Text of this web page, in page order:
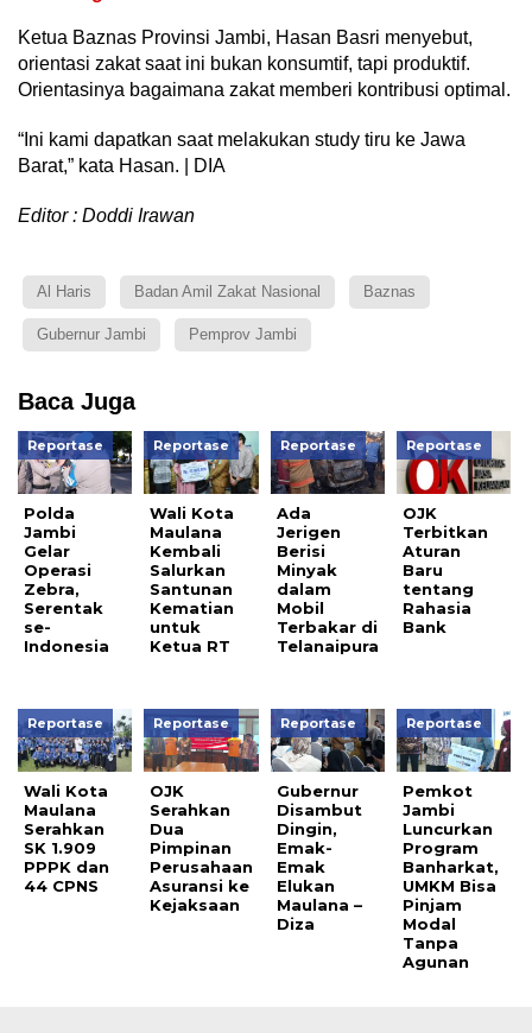
Ketua Baznas Provinsi Jambi, Hasan Basri menyebut,
orientasi zakat saat ini bukan konsumtif, tapi produktif.
Orientasinya bagaimana zakat memberi kontribusi optimal.
“Ini kami dapatkan saat melakukan study tiru ke Jawa
Barat,” kata Hasan. | DIA
Editor : Doddi Irawan
Al Haris Badan Amil Zakat Nasional Baznas
Gubernur Jambi Pemprov Jambi
Baca Juga
Reportase
Polda
Jambi
Gelar
Operasi
Zebra,
Serentak
se-
Indonesia
Reportase
Wali Kota
Maulana
Kembali
Salurkan
Santunan
Kematian
untuk
Ketua RT
Reportase
Ada
Jerigen
Berisi
Minyak
dalam
Mobil
Terbakar di
Telanaipura
Reportase
OJK
Terbitkan
Aturan
Baru
tentang
Rahasia
Bank
Reportase
Wali Kota
Maulana
Serahkan
SK 1.909
PPPK dan
44 CPNS
Reportase
OJK
Serahkan
Dua
Pimpinan
Perusahaan
Asuransi ke
Kejaksaan
Reportase
Gubernur
Disambut
Dingin,
Emak-
Emak
Elukan
Maulana –
Diza
Reportase
Pemkot
Jambi
Luncurkan
Program
Banharkat,
UMKM Bisa
Pinjam
Modal
Tanpa
Agunan